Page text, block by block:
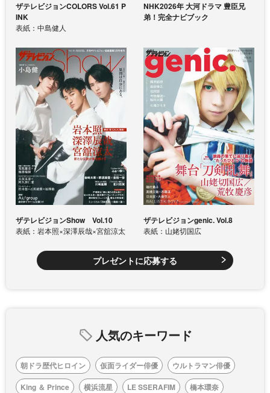
ザテレビジョンCOLORS Vol.61 P
INK
表紙：中島健人
NHK2026年 大河ドラマ 豊臣兄
弟！完全ナビブック
ザテレビジョンShow Vol.10
表紙：岩本照×深澤辰哉×宮舘涼太
ザテレビジョンgenic. Vol.8
表紙：山姥切国広
プレゼントに応募する
人気のキーワード
朝ドラ歴代ヒロイン 仮面ライダー俳優
ウルトラマン俳優
King ＆ Prince
横浜流星 LE SSERAFIM
橋本環奈